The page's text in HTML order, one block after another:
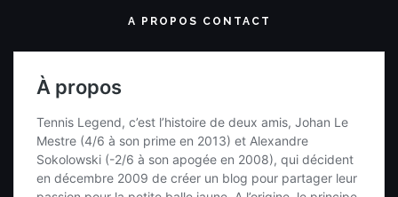
A PROPOS CONTACT